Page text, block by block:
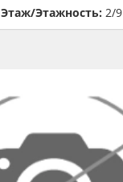
Этаж/Этажность:2/9